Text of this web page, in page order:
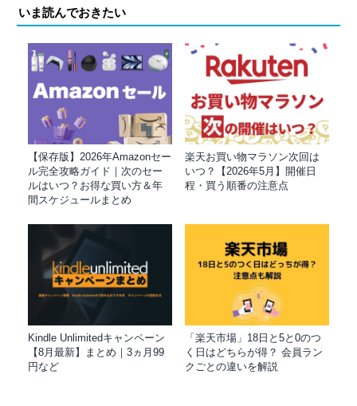
いま読んでおきたい
【保存版】2026年Amazonセー
ル完全攻略ガイド｜次のセー
ルはいつ？お得な買い方＆年
間スケジュールまとめ
楽天お買い物マラソン次回は
いつ？【2026年5月】開催日
程・買う順番の注意点
Kindle Unlimitedキャンペーン
【8月最新】まとめ｜3ヵ月99
円など
「楽天市場」18日と5と0のつ
く日はどちらが得？ 会員ラン
クごとの違いを解説